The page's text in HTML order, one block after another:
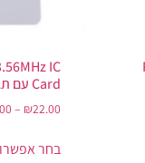
IC
Card עם תג וכרטיס
₪22.00
–
בחר